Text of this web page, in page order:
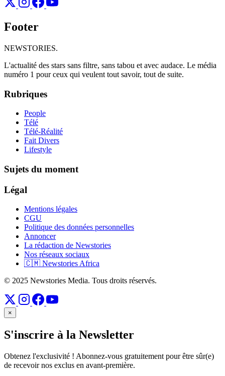
Footer
NEWSTORIES.
L'actualité des stars sans filtre, sans tabou et avec audace. Le média
numéro 1 pour ceux qui veulent tout savoir, tout de suite.
Rubriques
People
Télé
Télé-Réalité
Fait Divers
Lifestyle
Sujets du moment
Légal
Mentions légales
CGU
Politique des données personnelles
Annoncer
La rédaction de Newstories
Nos réseaux sociaux
🇨🇲 Newstories Africa
© 2025 Newstories Media. Tous droits réservés.
×
S'inscrire à la Newsletter
Obtenez l'exclusivité ! Abonnez-vous gratuitement pour être sûr(e)
de recevoir nos exclus en avant-première.